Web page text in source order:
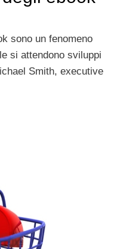
sono un fenomeno
si attendono sviluppi
Smith, executive